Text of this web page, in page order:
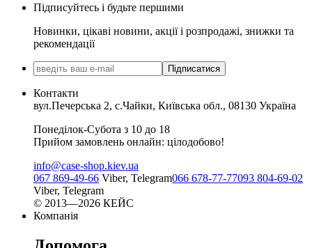
Підписуйтесь і будьте першими
Новинки, цікаві новини, акції і розпродажі, знижки та
рекомендації
Підписатися
Контакти
вул.Печерська 2, с.Чайки, Київська обл., 08130 Україна
Понеділок-Субота з 10 до 18
Прийом замовлень онлайн: цілодобово!
info@case-shop.kiev.ua
067 869-49-66 Viber, Telegram066 678-77-77093 804-69-02
Viber, Telegram
© 2013—2026 КЕЙС
Компанія